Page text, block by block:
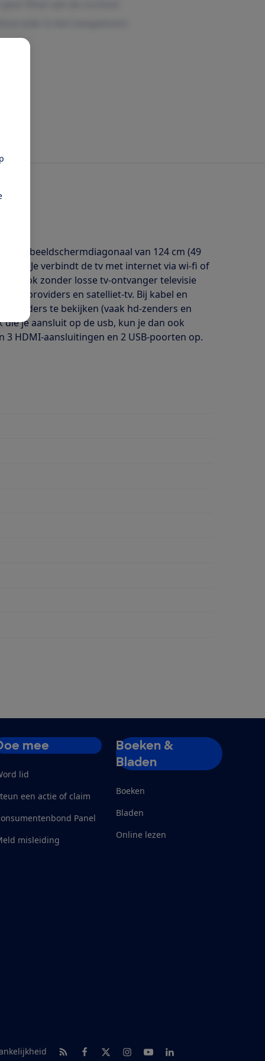
een beeldschermdiagonaal van 124 cm (49
Je verbindt de tv met internet via wi-fi of
ook zonder losse tv-ontvanger televisie
tv providers en satelliet-tv. Bij kabel en
zenders te bekijken (vaak hd-zenders en
je aansluit op de usb, kun je dan ook
HDMI-aansluitingen en 2 USB-poorten op.
mee
lid
een actie of claim
Panel
misleiding
Boeken &
Bladen
Boeken
Bladen
Online lezen
RSS-feed nieuws
Facebook
TwitterInstagram
YoutubeLinkedIn